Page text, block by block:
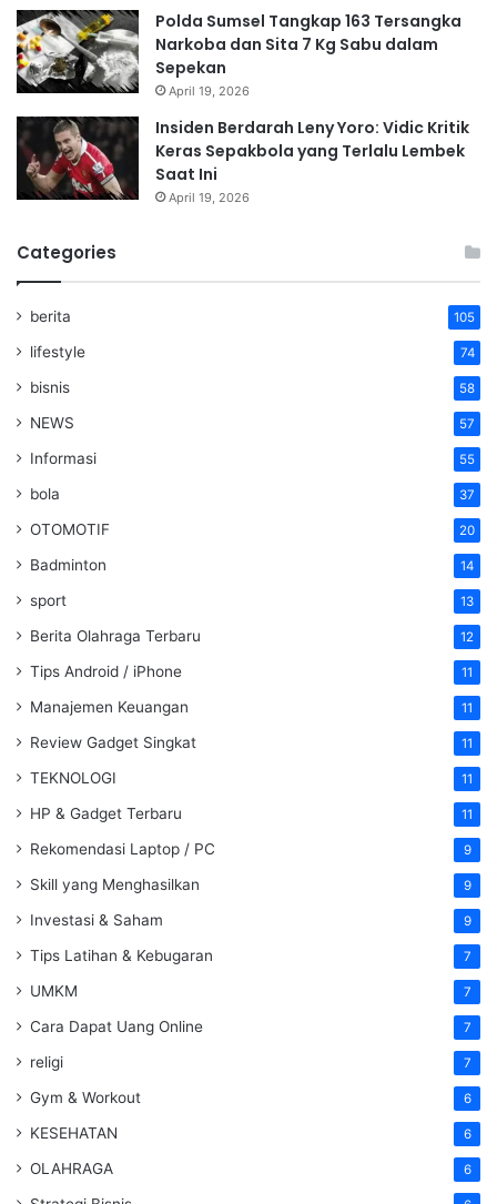
Polda Sumsel Tangkap 163 Tersangka
Narkoba dan Sita 7 Kg Sabu dalam
Sepekan
April 19, 2026
Insiden Berdarah Leny Yoro: Vidic Kritik
Keras Sepakbola yang Terlalu Lembek
Saat Ini
April 19, 2026
Categories
berita 105
lifestyle 74
bisnis 58
NEWS 57
Informasi 55
bola 37
OTOMOTIF 20
Badminton 14
sport 13
Berita Olahraga Terbaru 12
Tips Android / iPhone 11
Manajemen Keuangan 11
Review Gadget Singkat 11
TEKNOLOGI 11
HP & Gadget Terbaru 11
Rekomendasi Laptop / PC 9
Skill yang Menghasilkan 9
Investasi & Saham 9
Tips Latihan & Kebugaran 7
UMKM 7
Cara Dapat Uang Online 7
religi 7
Gym & Workout 6
KESEHATAN 6
OLAHRAGA 6